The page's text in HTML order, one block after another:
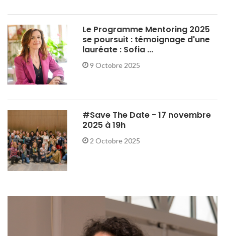
Le Programme Mentoring 2025
se poursuit : témoignage d'une
lauréate : Sofia ...
9 Octobre 2025
#Save The Date - 17 novembre
2025 à 19h
2 Octobre 2025